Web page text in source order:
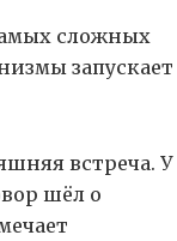
сложных
запускает
встреча. У
шёл о